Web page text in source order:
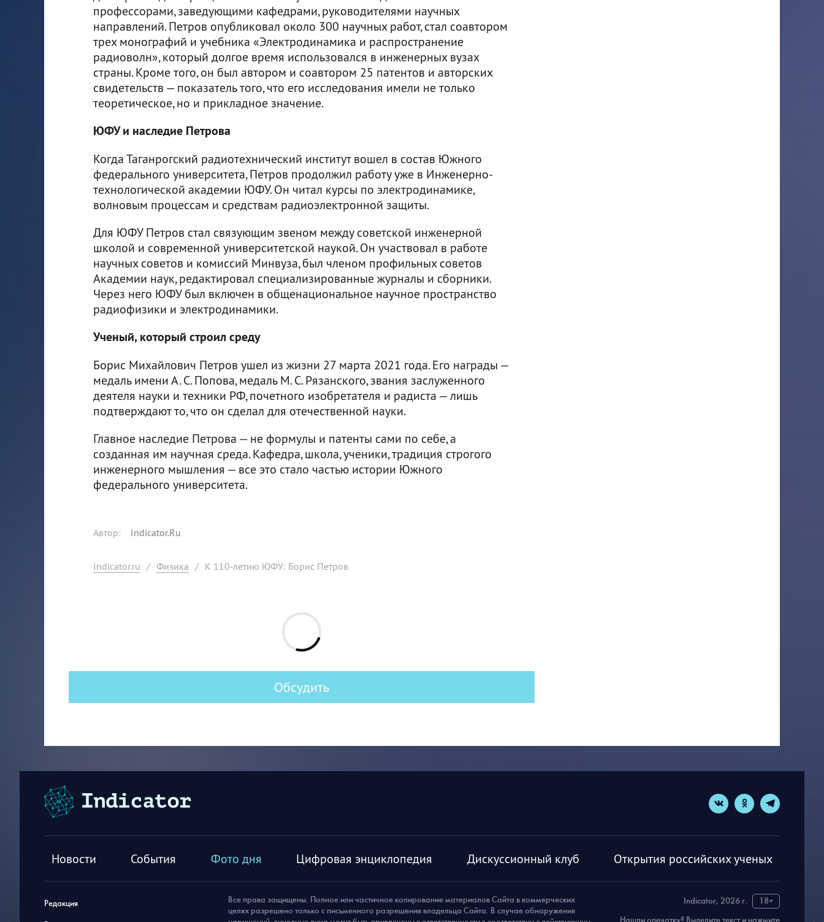
профессорами, заведующими кафедрами, руководителями научных
направлений. Петров опубликовал около 300 научных работ, стал соавтором
трех монографий и учебника «Электродинамика и распространение
радиоволн», который долгое время использовался в инженерных вузах
страны. Кроме того, он был автором и соавтором 25 патентов и авторских
свидетельств — показатель того, что его исследования имели не только
теоретическое, но и прикладное значение.
ЮФУ и наследие Петрова
Когда Таганрогский радиотехнический институт вошел в состав Южного
федерального университета, Петров продолжил работу уже в Инженерно-
технологической академии ЮФУ. Он читал курсы по электродинамике,
волновым процессам и средствам радиоэлектронной защиты.
Для ЮФУ Петров стал связующим звеном между советской инженерной
школой и современной университетской наукой. Он участвовал в работе
научных советов и комиссий Минвуза, был членом профильных советов
Академии наук, редактировал специализированные журналы и сборники.
Через него ЮФУ был включен в общенациональное научное пространство
радиофизики и электродинамики.
Ученый, который строил среду
Борис Михайлович Петров ушел из жизни 27 марта 2021 года. Его награды —
медаль имени А. С. Попова, медаль М. С. Рязанского, звания заслуженного
деятеля науки и техники РФ, почетного изобретателя и радиста — лишь
подтверждают то, что он сделал для отечественной науки.
Главное наследие Петрова — не формулы и патенты сами по себе, а
созданная им научная среда. Кафедра, школа, ученики, традиция строгого
инженерного мышления — все это стало частью истории Южного
федерального университета.
Автор: Indicator.Ru
Indicator.ru / Физика / К 110-летию ЮФУ: Борис Петров
Обсудить
Новости События Фото дня Цифровая энциклопедия Дискуссионный клуб Открытия российских ученых
Редакция Indicator, 2026 г.
18+
Нашли опечатку? Выделите текст и нажмите
Все права защищены. Полное или частичное копирование материалов Сайта в коммерческих
целях разрешено только с письменного разрешения владельца Сайта. В случае обнаружения